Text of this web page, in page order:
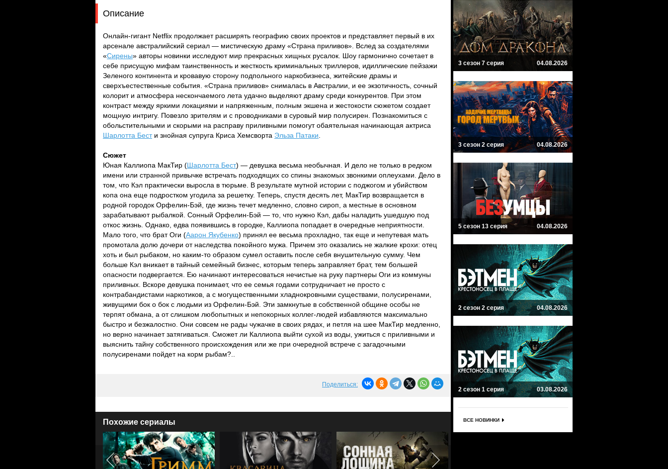
Описание
Онлайн-гигант Netflix продолжает расширять географию своих проектов и представляет первый в их
арсенале австралийский сериал — мистическую драму «Страна приливов». Вслед за создателями
«Сирены» авторы новинки исследуют мир прекрасных хищных русалок. Шоу гармонично сочетает в
себе присущую мифам таинственность и жесткость криминальных триллеров, идиллические пейзажи
Зеленого континента и кровавую сторону подпольного наркобизнеса, житейские драмы и
сверхъестественные события. «Страна приливов» снималась в Австралии, и ее экзотичность, сочный
колорит и атмосфера нескончаемого лета удачно выделяют драму среди конкурентов. При этом
контраст между яркими локациями и напряженным, полным экшена и жестокости сюжетом создает
мощную интригу. Повезло зрителям и с проводниками в суровый мир полусирен. Познакомиться с
обольстительными и скорыми на расправу приливными помогут обаятельная начинающая актриса
Шарлотта Бести знойная супруга Криса Хемсворта Эльза Патаки
Сюжет
Юная Каллиопа МакТир (Шарлотта Бест) — девушка весьма необычная. И дело не только в редком
имени или странной привычке встречать подходящих со спины знакомых звонкими оплеухами. Дело в
том, что Кэл практически выросла в тюрьме. В результате мутной истории с поджогом и убийством
копа она еще подростком угодила за решетку. Теперь, спустя десять лет, МакТир возвращается в
родной городок Орфелин-Бэй, где жизнь течет медленно, словно сироп, а местные в основном
зарабатывают рыбалкой. Сонный Орфелин-Бэй — то, что нужно Кэл, дабы наладить ушедшую под
откос жизнь. Однако, едва появившись в городке, Каллиопа попадает в очередные неприятности.
Мало того, что брат Оги (Аарон Якубенко) принял ее весьма прохладно, так еще и непутевая мать
промотала долю дочери от наследства покойного мужа. Причем это оказались не жалкие крохи: отец
хоть и был рыбаком, но каким-то образом сумел оставить после себя внушительную сумму. Чем
больше Кэл вникает в тайный семейный бизнес, которым теперь заправляет брат, тем большей
опасности подвергается. Ею начинают интересоваться нечистые на руку партнеры Оги из коммуны
приливных. Вскоре девушка понимает, что ее семья годами сотрудничает не просто с
контрабандистами наркотиков, а с могущественными хладнокровными существами, полусиренами,
живущими бок о бок с людьми из Орфелин-Бэй. Эти замкнутые в собственной общине особы не
терпят обмана, а от слишком любопытных и непокорных коллег-людей избавляются максимально
быстро и безжалостно. Они совсем не рады чужачке в своих рядах, и петля на шее МакТир медленно,
но верно начинает затягиваться. Сможет ли Каллиопа выйти сухой из воды, ужиться с приливными и
выяснить тайну собственного происхождения или же при очередной встрече с загадочными
полусиренами пойдет на корм рыбам?..
Поделиться:
Похожие сериалы
3 сезон 7 серия 04.08.2026
3 сезон 2 серия 04.08.2026
5 сезон 13 серия 04.08.2026
2 сезон 2 серия 04.08.2026
2 сезон 1 серия 03.08.2026
ВСЕ НОВИНКИ